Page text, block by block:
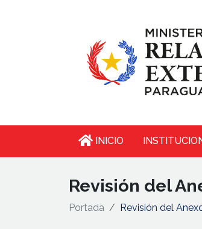
INICIO
Revisión del
Portada Revisión del